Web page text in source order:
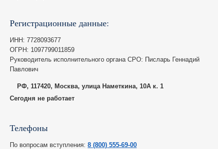
Регистрационные данные:
ИНН: 7728093677
ОГРН: 1097799011859
Руководитель исполнительного органа СРО: Писларь Геннадий
Павлович
РФ, 117420, Москва, улица Наметкина, 10А к. 1
Сегодня не работает
Телефоны
По вопросам вступления: 8 (800) 555-69-00